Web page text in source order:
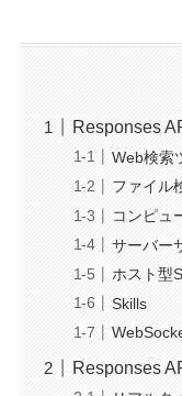
Responses
Web検索
ファイル
コンピュ
サーバー
ホスト型
Skills
Responses